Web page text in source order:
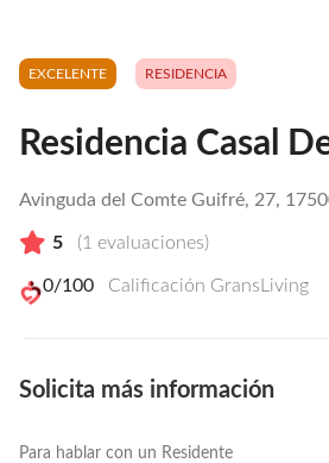
EXCELENTE RESIDENCIA
Residencia Casal
Avinguda del Comte Guifré, 27,
5 (1 evaluaciones)
0/100 Calificación GransLiving
Solicita más información
Para hablar con un Residente